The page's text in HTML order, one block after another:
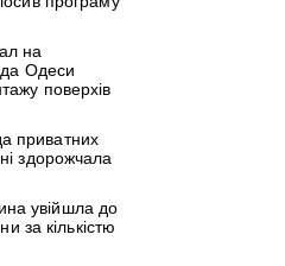
на
Одеси
поверхів
приватних
здорожчала
увійшла до
за кількістю